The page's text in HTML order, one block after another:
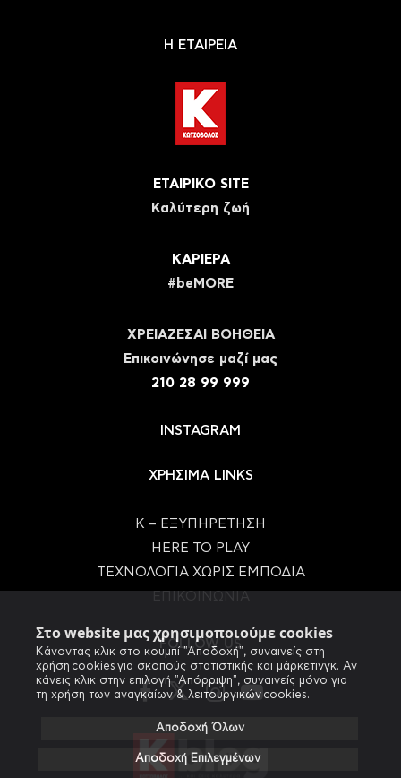
Στο website μας χρησιμοποιούμε cookies
Κάνοντας κλικ στο κουμπί "Αποδοχή", συναινείς στη
χρήση cookies για σκοπούς στατιστικής και μάρκετινγκ. Αν
κάνεις κλικ στην επιλογή "Απόρριψη", συναινείς μόνο για
τη χρήση των αναγκαίων & λειτουργικών cookies.
Αποδοχή Όλων
Αποδοχή Επιλεγμένων
Η ΕΤΑΙΡΕΙΑ
ΕΤΑΙΡΙΚΟ SITE
Καλύτερη ζωή
ΚΑΡΙΕΡΑ
#beMORE
ΧΡΕΙΑΖΕΣΑΙ ΒΟΗΘΕΙΑ
Eπικοινώνησε μαζί μας
210 28 99 999
INSTAGRAM
ΧΡΗΣΙΜΑ LINKS
Κ – ΕΞΥΠΗΡΕΤΗΣΗ
HERE TO PLAY
ΤΕΧΝΟΛΟΓΙΑ ΧΩΡΙΣ ΕΜΠΟΔΙΑ
FOLLOW US